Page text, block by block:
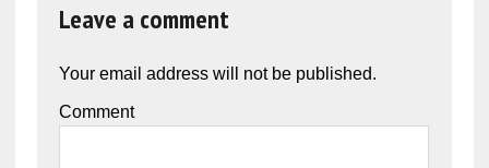
Leave a comment
Your email address will not be published.
Comment